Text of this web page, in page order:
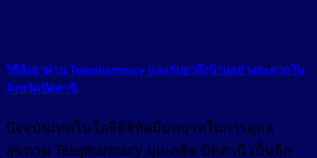
วิธีสั่งยาผ่าน Telepharmacy และรับยาถึงบ้านอย่างสะดวกใน
จังหวัดปัตตานี
ปัจจุบันเทคโนโลยีดิจิทัลมีบทบาทในการดูแล
สุขภาพ Telepharmacy มุมเภสัช ปัตตานี เป็นอีก